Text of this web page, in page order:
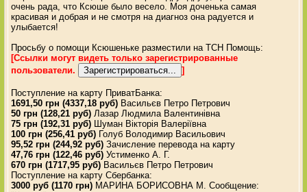
очень рада, что Ксюше было весело. Моя доченька самая
красивая и добрая и не смотря на диагноз она радуется и
улыбается!
Просьбу о помощи Ксюшеньке разместили на ТСН Помощь:
[Ссылки могут видеть только зарегистрированные
пользователи.
]
Поступление на карту ПриватБанка:
1691,50 грн (4337,18 руб) Васильєв Петро Петрович
50 грн (128,21 руб) Лазар Людмила Валентинівна
75 грн (192,31 руб) Шуман Вікторія Валеріївна
100 грн (256,41 руб) Голуб Володимир Васильович
95,52 грн (244,92 руб) Зачисление перевода на карту
47,76 грн (122,46 руб) Устименко А. Г.
670 грн (1717,95 руб) Васильєв Петро Петрович
Поступление на карту Сбербанка:
3000 руб (1170 грн) МАРИНА БОРИСОВНА М. Сообщение: